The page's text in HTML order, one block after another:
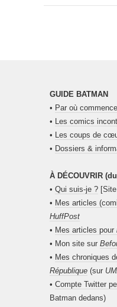
GUIDE BATMAN
• Par où
• Les comics
• Les coups de
• Dossiers &
À DÉCOUVRIR
• Qui suis-je ?
• Mes articles
HuffPost
• Mes articles pour
• Mon site sur
• Mes chroniques
République (sur
• Compte Twitter
Batman dedans)